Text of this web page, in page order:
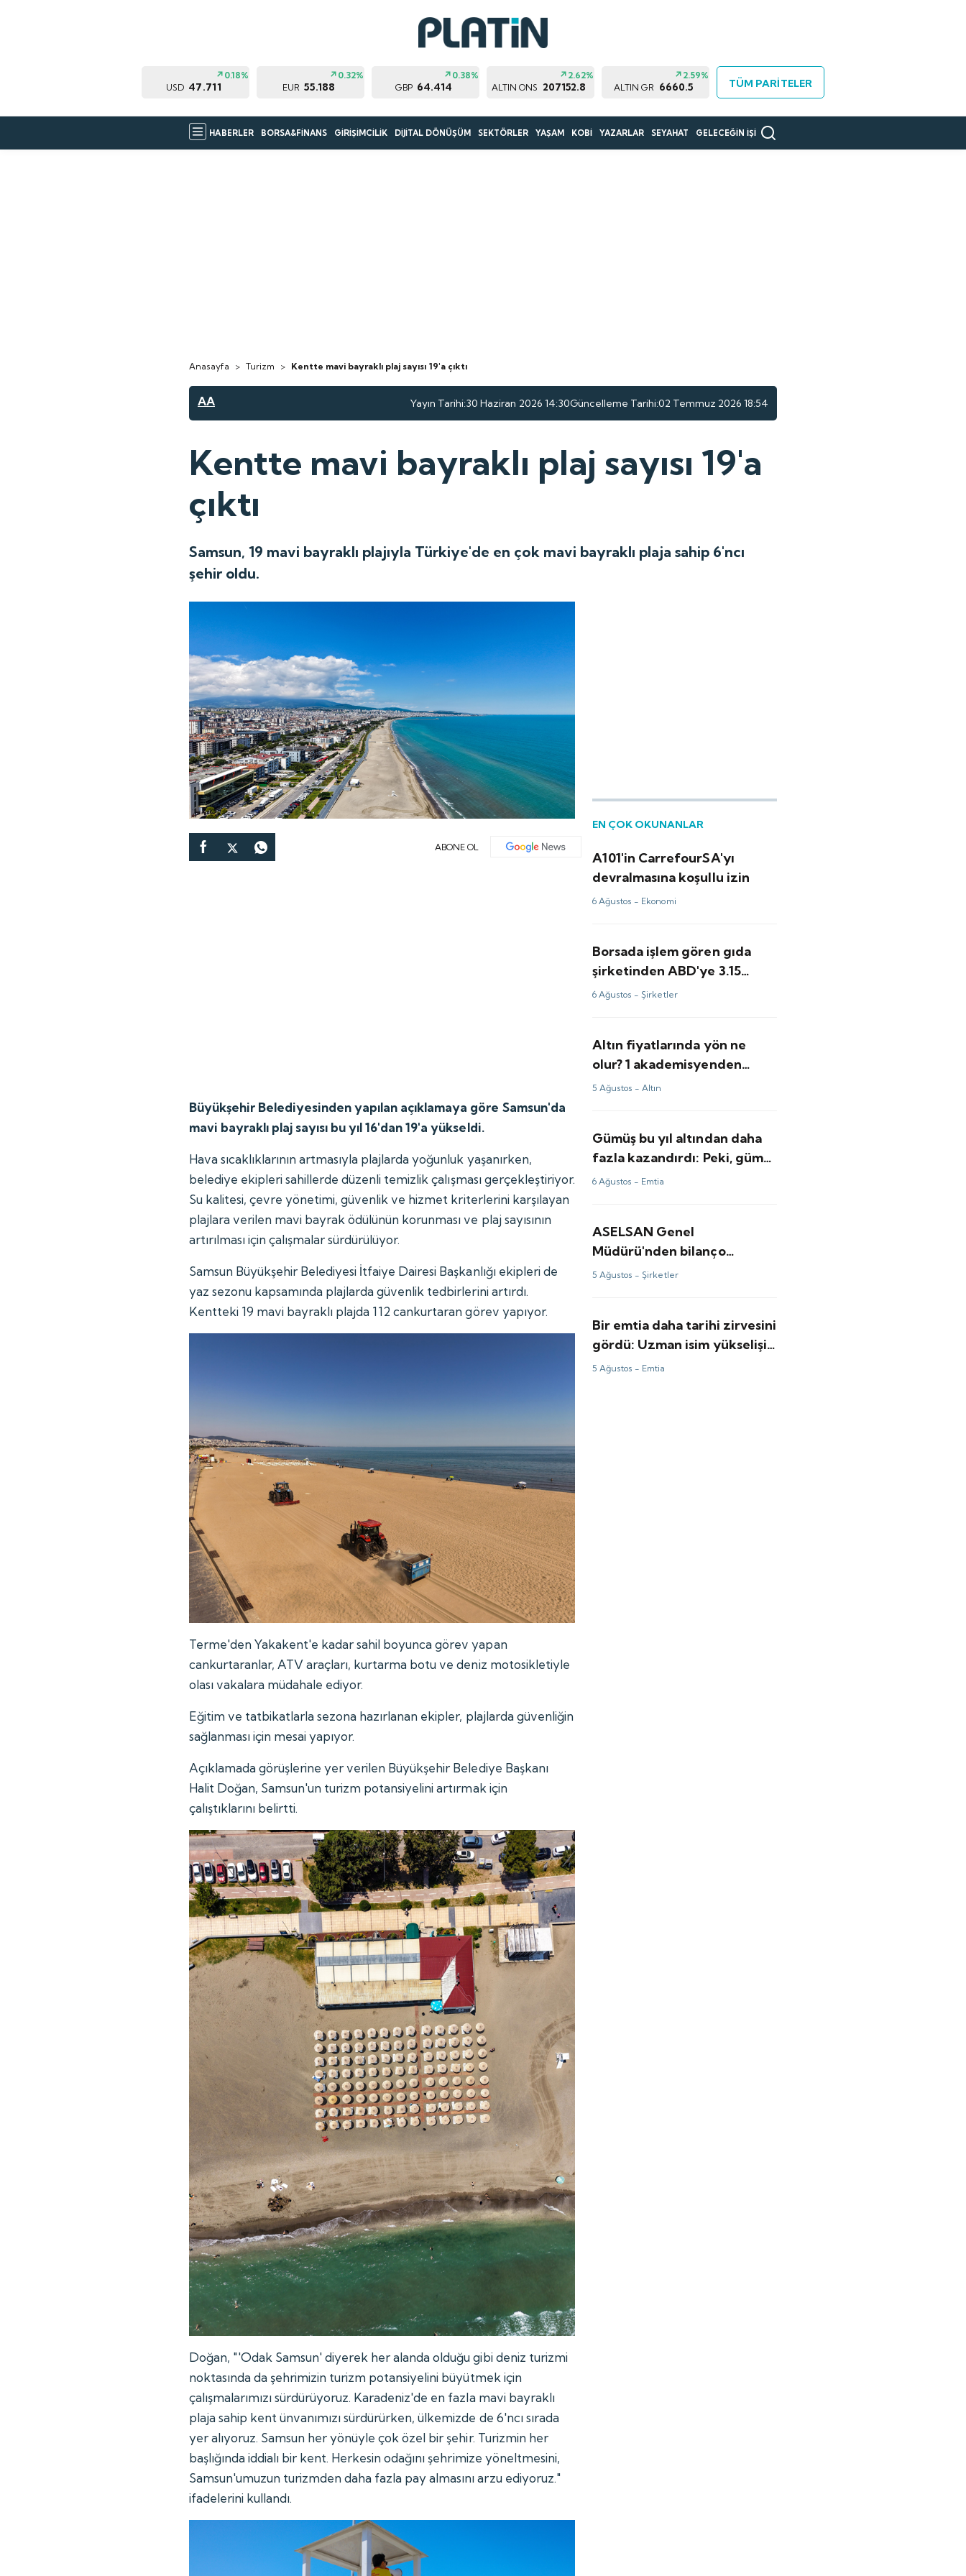
USD 47.711
0.18%
EUR 55.188
0.32%
GBP 64.414
0.38%
ALTIN ONS 207152.8
2.62%
ALTIN GR 6660.5
2.59%
TÜM PARİTELER
HABERLER BORSA&FİNANS GİRİŞİMCİLİK DİJİTAL DÖNÜŞÜM SEKTÖRLER YAŞAM KOBİ YAZARLAR SEYAHAT GELECEĞİN İŞİ
Anasayfa > Turizm > Kentte mavi bayraklı plaj sayısı 19'a çıktı
AA Yayın Tarihi:30 Haziran 2026 14:30Güncelleme Tarihi:02 Temmuz 2026 18:54
Kentte mavi bayraklı plaj sayısı 19'a
çıktı
Samsun, 19 mavi bayraklı plajıyla Türkiye'de en çok mavi bayraklı plaja sahip 6'ncı
şehir oldu.
ABONE OL
Büyükşehir Belediyesinden yapılan açıklamaya göre Samsun'da
mavi bayraklı plaj sayısı bu yıl 16'dan 19'a yükseldi.
Hava sıcaklıklarının artmasıyla plajlarda yoğunluk yaşanırken,
belediye ekipleri sahillerde düzenli temizlik çalışması gerçekleştiriyor.
Su kalitesi, çevre yönetimi, güvenlik ve hizmet kriterlerini karşılayan
plajlara verilen mavi bayrak ödülünün korunması ve plaj sayısının
artırılması için çalışmalar sürdürülüyor.
Samsun Büyükşehir Belediyesi İtfaiye Dairesi Başkanlığı ekipleri de
yaz sezonu kapsamında plajlarda güvenlik tedbirlerini artırdı.
Kentteki 19 mavi bayraklı plajda 112 cankurtaran görev yapıyor.
Terme'den Yakakent'e kadar sahil boyunca görev yapan
cankurtaranlar, ATV araçları, kurtarma botu ve deniz motosikletiyle
olası vakalara müdahale ediyor.
Eğitim ve tatbikatlarla sezona hazırlanan ekipler, plajlarda güvenliğin
sağlanması için mesai yapıyor.
Açıklamada görüşlerine yer verilen Büyükşehir Belediye Başkanı
Halit Doğan, Samsun'un turizm potansiyelini artırmak için
çalıştıklarını belirtti.
Doğan, "'Odak Samsun' diyerek her alanda olduğu gibi deniz turizmi
noktasında da şehrimizin turizm potansiyelini büyütmek için
çalışmalarımızı sürdürüyoruz. Karadeniz'de en fazla mavi bayraklı
plaja sahip kent ünvanımızı sürdürürken, ülkemizde de 6'ncı sırada
yer alıyoruz. Samsun her yönüyle çok özel bir şehir. Turizmin her
başlığında iddialı bir kent. Herkesin odağını şehrimize yöneltmesini,
Samsun'umuzun turizmden daha fazla pay almasını arzu ediyoruz."
ifadelerini kullandı.
EN ÇOK OKUNANLAR
A101'in CarrefourSA'yı
devralmasına koşullu izin
6 Ağustos - Ekonomi
Borsada işlem gören gıda
şirketinden ABD'ye 3.15
milyon dolarlık satış
6 Ağustos - Şirketler
Altın fiyatlarında yön ne
olur? 1 akademisyenden
yorum var
5 Ağustos -Altın
Gümüş bu yıl altından daha
fazla kazandırdı: Peki, gümüş
fiyatları için bundan sonrası
6 Ağustos - Emtia
ASELSAN Genel
Müdürü'nden bilanço
değerlendirmesi
5 Ağustos - Şirketler
Bir emtia daha tarihi zirvesini
gördü: Uzman isim yükselişin
perde arkasını anlattı
5 Ağustos - Emtia